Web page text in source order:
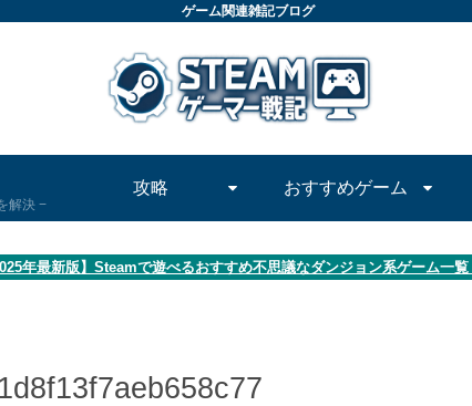
ゲーム関連雑記ブログ
解決
攻略 おすすめゲーム
年最新版】Steamで遊べるおすすめ不思議なダンジョン系ゲーム一覧